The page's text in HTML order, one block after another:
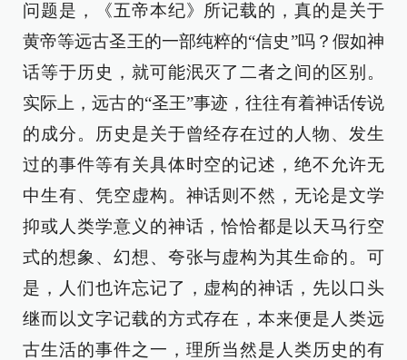
问题是，《五帝本纪》所记载的，真的是关于
黄帝等远古圣王的一部纯粹的“信史”吗？假如神
话等于历史，就可能泯灭了二者之间的区别。
实际上，远古的“圣王”事迹，往往有着神话传说
的成分。历史是关于曾经存在过的人物、发生
过的事件等有关具体时空的记述，绝不允许无
中生有、凭空虚构。神话则不然，无论是文学
抑或人类学意义的神话，恰恰都是以天马行空
式的想象、幻想、夸张与虚构为其生命的。可
是，人们也许忘记了，虚构的神话，先以口头
继而以文字记载的方式存在，本来便是人类远
古生活的事件之一，理所当然是人类历史的有